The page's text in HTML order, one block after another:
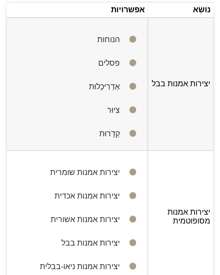
נוֹשֵׂא אפשרויות
יצירות אמנות בבל
הנוחות
פסלים
אַדְרִיכָלוּת
צִיוּר
קַדָרוּת
יצירות אמנות
מסופוטמית
יצירות אמנות שומרית
יצירות אמנות אכדית
יצירות אמנות אשורית
יצירות אמנות בבל
יצירות אמנות ניאו-בבלית